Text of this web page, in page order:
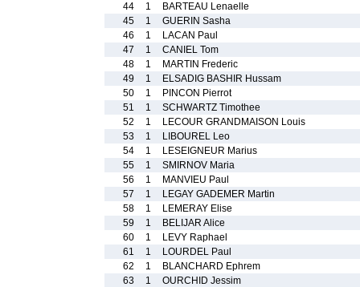
44
1
BARTEAU Lenaelle
45
1
GUERIN Sasha
46
1
LACAN Paul
47
1
CANIEL Tom
48
1
MARTIN Frederic
49
1
ELSADIG BASHIR Hussam
50
1
PINCON Pierrot
51
1
SCHWARTZ Timothee
52
1
LECOUR GRANDMAISON Louis
53
1
LIBOUREL Leo
54
1
LESEIGNEUR Marius
55
1
SMIRNOV Maria
56
1
MANVIEU Paul
57
1
LEGAY GADEMER Martin
58
1
LEMERAY Elise
59
1
BELIJAR Alice
60
1
LEVY Raphael
61
1
LOURDEL Paul
62
1
BLANCHARD Ephrem
63
1
OURCHID Jessim